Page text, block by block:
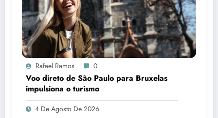
Rafael Ramos 0
Voo direto de São Paulo para Bruxelas
impulsiona o turismo
4 De Agosto De 2026